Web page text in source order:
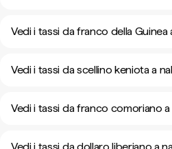
Vedi i tassi da franco della
Vedi i tassi da scellino keniota a
Vedi i tassi da franco comoriano